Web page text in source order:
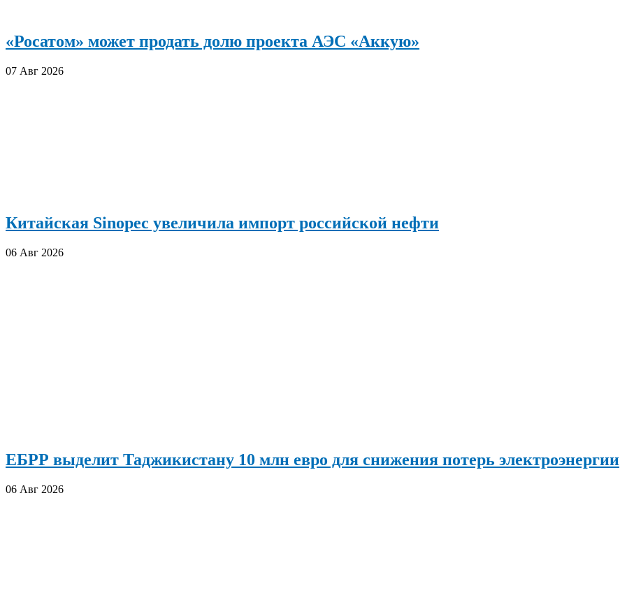
«Росатом» может продать долю проекта АЭС «Аккую»
07 Авг 2026
Китайская Sinopec увеличила импорт российской нефти
06 Авг 2026
ЕБРР выделит Таджикистану 10 млн евро для снижения потерь электроэнергии
06 Авг 2026